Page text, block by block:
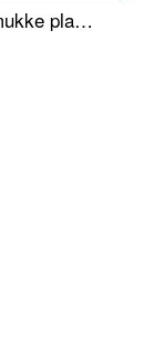
Skab en frodig udendørs oase med smukke plantekrukker og elegante espalier